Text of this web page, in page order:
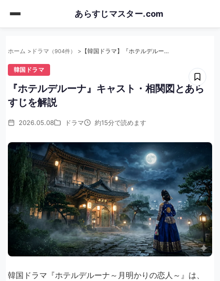
content
あらすじマスター.com
ホーム ドラマ （904件） 【韓国ドラマ】『ホテルデルーナ』キャスト・相関図とあらすじを解説
韓国ドラマ
『ホテルデルーナ』キャスト・相関図とあら
すじを解説
2026.05.08 ドラマ 約15分で読めます
韓国ドラマ『ホテルデルーナ～月明かりの恋人～』は、